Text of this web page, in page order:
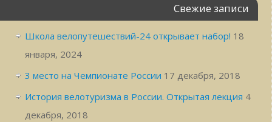
Свежие записи
Школа велопутешествий-24 открывает набор! 18
января, 2024
3 место на Чемпионате России 17 декабря, 2018
История велотуризма в России. Открытая лекция 4
декабря, 2018